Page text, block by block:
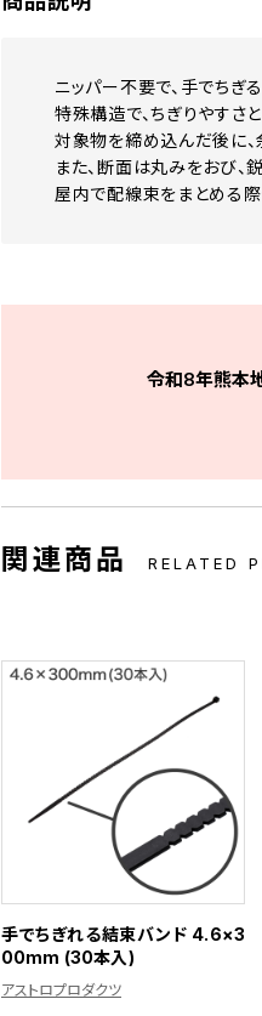
ニッパー不要で、手でちぎ
特殊構造で、ちぎりやすさ
対象物を締め込んだ後に、
また、断面は丸みをおび、
屋内で配線束をまとめる際
令和8年熊本
関連商品 RELATED
手でちぎれる結束バンド 4.6×3
00mm (30本入)
アストロプロダクツ